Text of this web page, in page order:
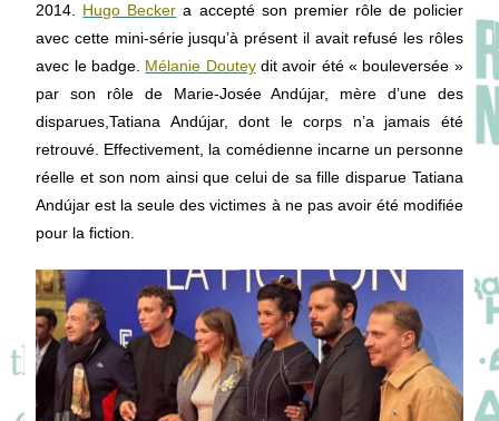
2014. Hugo Becker a accepté son premier rôle de policier
avec cette mini-série jusqu’à présent il avait refusé les rôles
avec le badge. Mélanie Douteydit avoir été « bouleversée »
par son rôle de Marie-Josée Andújar, mère d’une des
disparues,Tatiana Andújar, dont le corps n’a jamais été
retrouvé. Effectivement, la comédienne incarne un personne
réelle et son nom ainsi que celui de sa fille disparue Tatiana
Andújar est la seule des victimes à ne pas avoir été modifiée
pour la fiction.